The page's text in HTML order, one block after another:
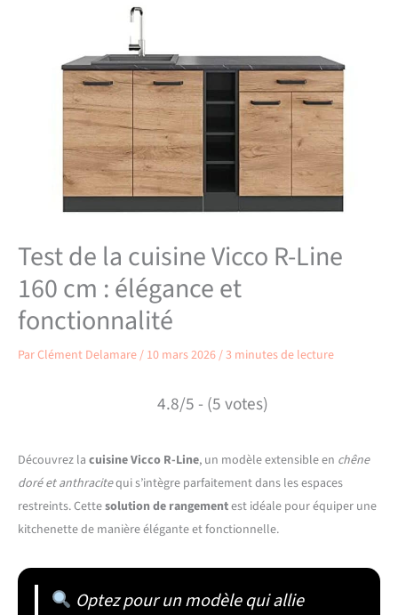
Test de la cuisine Vicco R-Line
160 cm : élégance et
fonctionnalité
ParClément Delamare/ 10 mars 2026/3 minutes de lecture
4.8/5 - (5 votes)
Découvrez la cuisine Vicco R-Line, un modèle extensible en chêne
doré et anthracitequi s’intègre parfaitement dans les espaces
restreints. Cettesolution de rangementest idéale pour équiper une
kitchenette de manière élégante et fonctionnelle.
Optez pour un modèle qui allie